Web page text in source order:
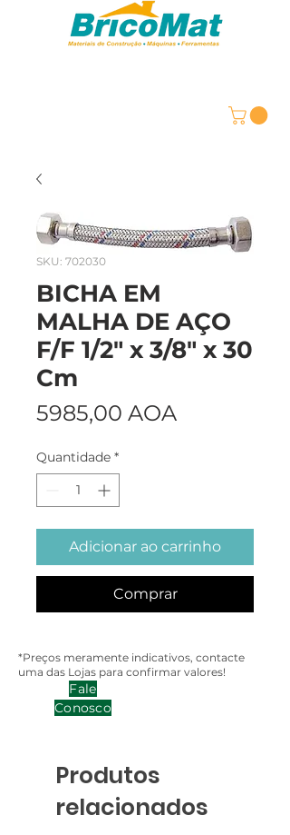
SKU: 702030
BICHA EM
MALHA DE AÇO
F/F 1/2" x 3/8" x 30
Cm
5985,00 AOA
Quantidade *
Adicionar ao carrinho
Comprar
*Preços meramente indicativos, contacte
uma das Lojas para confirmar valores!
Fale
Conosco
Produtos
relacionados